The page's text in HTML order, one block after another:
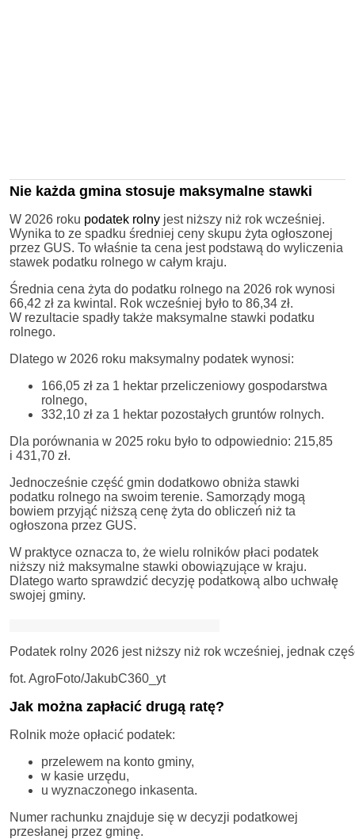
Nie każda gmina stosuje maksymalne stawki
W 2026 roku podatek rolny jest niższy niż rok wcześniej.
Wynika to ze spadku średniej ceny skupu żyta ogłoszonej
przez GUS. To właśnie ta cena jest podstawą do wyliczenia
stawek podatku rolnego w całym kraju.
Średnia cena żyta do podatku rolnego na 2026 rok wynosi
66,42 zł za kwintal. Rok wcześniej było to 86,34 zł.
W rezultacie spadły także maksymalne stawki podatku
rolnego.
Dlatego w 2026 roku maksymalny podatek wynosi:
166,05 zł za 1 hektar przeliczeniowy gospodarstwa
rolnego,
332,10 zł za 1 hektar pozostałych gruntów rolnych.
Dla porównania w 2025 roku było to odpowiednio: 215,85
i 431,70 zł.
Jednocześnie część gmin dodatkowo obniża stawki
podatku rolnego na swoim terenie. Samorządy mogą
bowiem przyjąć niższą cenę żyta do obliczeń niż ta
ogłoszona przez GUS.
W praktyce oznacza to, że wielu rolników płaci podatek
niższy niż maksymalne stawki obowiązujące w kraju.
Dlatego warto sprawdzić decyzję podatkową albo uchwałę
swojej gminy.
Podatek rolny 2026 jest niższy niż rok wcześniej, jednak
fot. AgroFoto/JakubC360_yt
Jak można zapłacić drugą ratę?
Rolnik może opłacić podatek:
przelewem na konto gminy,
w kasie urzędu,
u wyznaczonego inkasenta.
Numer rachunku znajduje się w decyzji podatkowej
przesłanej przez gminę.